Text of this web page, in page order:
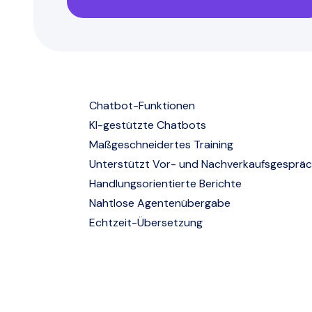
Chatbot-Funktionen
KI-gestützte Chatbots
Maßgeschneidertes Training
Unterstützt Vor- und
Handlungsorientierte Berichte
Nahtlose Agentenübergabe
Echtzeit-Übersetzung